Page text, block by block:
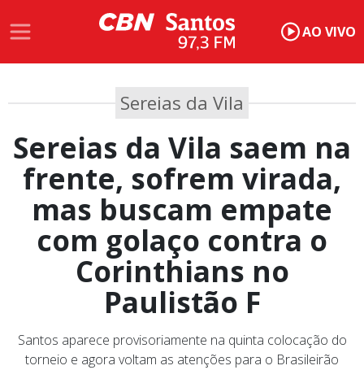
AO VIVO
Sereias da Vila
Sereias da Vila saem na
frente, sofrem virada,
mas buscam empate
com golaço contra o
Corinthians no
Paulistão F
Santos aparece provisoriamente na quinta colocação do
torneio e agora voltam as atenções para o Brasileirão